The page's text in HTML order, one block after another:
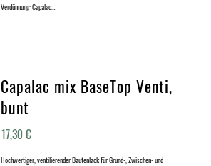
Verdünnung: Capalac…
Capalac mix BaseTop Venti,
bunt
17,30€
Hochwertiger, ventilierender Bautenlack für Grund-, Zwischen- und